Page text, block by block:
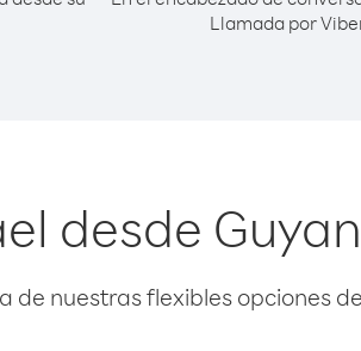
Llamada por
desde
de nuestras flexibles opciones